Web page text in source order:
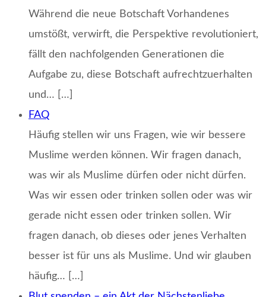
Während die neue Botschaft Vorhandenes
umstößt, verwirft, die Perspektive revolutioniert,
fällt den nachfolgenden Generationen die
Aufgabe zu, diese Botschaft aufrechtzuerhalten
und… […]
FAQ
Häufig stellen wir uns Fragen, wie wir bessere
Muslime werden können. Wir fragen danach,
was wir als Muslime dürfen oder nicht dürfen.
Was wir essen oder trinken sollen oder was wir
gerade nicht essen oder trinken sollen. Wir
fragen danach, ob dieses oder jenes Verhalten
besser ist für uns als Muslime. Und wir glauben
häufig… […]